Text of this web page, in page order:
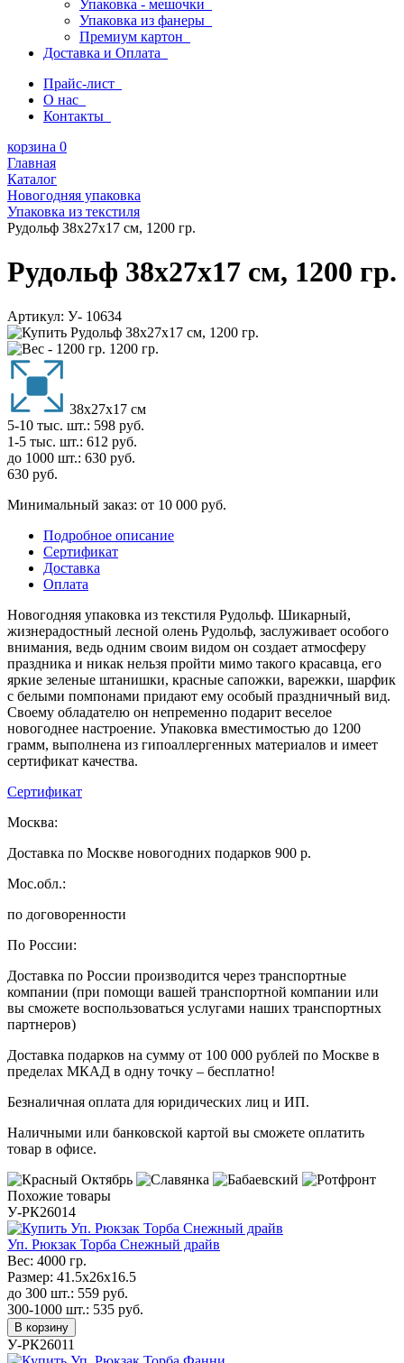
Упаковка - мешочки
Упаковка из фанеры
Премиум картон
Доставка и Оплата
Прайс-лист
О нас
Контакты
корзина 0
Главная
Каталог
Новогодняя упаковка
Упаковка из текстиля
Рудольф 38х27х17 см, 1200 гр.
Рудольф 38х27х17 см, 1200 гр.
Артикул: У- 10634
1200 гр.
38х27х17 см
5-10 тыс. шт.: 598 руб.
1-5 тыс. шт.: 612 руб.
до 1000 шт.: 630 руб.
630 руб.
Минимальный заказ: от 10 000 руб.
Подробное описание
Сертификат
Доставка
Оплата
Новогодняя упаковка из текстиля Рудольф. Шикарный,
жизнерадостный лесной олень Рудольф, заслуживает особого
внимания, ведь одним своим видом он создает атмосферу
праздника и никак нельзя пройти мимо такого красавца, его
яркие зеленые штанишки, красные сапожки, варежки, шарфик
с белыми помпонами придают ему особый праздничный вид.
Своему обладателю он непременно подарит веселое
новогоднее настроение. Упаковка вместимостью до 1200
грамм, выполнена из гипоаллергенных материалов и имеет
сертификат качества.
Сертификат
Москва:
Доставка по Москве новогодних подарков 900 р.
Мос.обл.:
по договоренности
По России:
Доставка по России производится через транспортные
компании (при помощи вашей транспортной компании или
вы сможете воспользоваться услугами наших транспортных
партнеров)
Доставка подарков на сумму от 100 000 рублей по Москве в
пределах МКАД в одну точку – бесплатно!
Безналичная оплата для юридических лиц и ИП.
Наличными или банковской картой вы сможете оплатить
товар в офисе.
Похожие товары
У-РК26014
Уп. Рюкзак Торба Снежный драйв
Вес: 4000 гр.
Размер: 41.5х26х16.5
до 300 шт.: 559 руб.
300-1000 шт.: 535 руб.
В корзину
У-РК26011